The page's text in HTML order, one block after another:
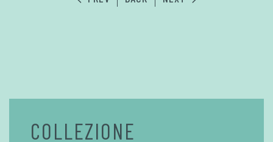
COLLEZIONE